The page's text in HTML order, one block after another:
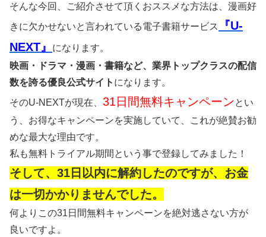
そんな今回、ご紹介させて頂くおススメな方法は、漫画好
きに欠かせないと言われている電子書籍サービス
『U-
NEXT』
になります。
映画・ドラマ・漫画・書籍など、業界トップクラスの配信
数を誇る優良公式サイト になります。
そのU-NEXTが現在、 31日間無料キャンペーンとい
う、お得なキャンペーンを実施していて、これが絶賛お勧
めな最大な理由です。
私も無料トライアル期間という事で登録してみました！
そして、31日以内に解約したのですが、お金
は一切かかりませんでした。
何よりこの31日間無料キャンペーンを絶対逃さない方が
良いですよ。